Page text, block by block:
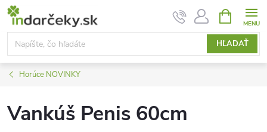
Prejsť
obsah
HĽADAŤ
KOŠÍK
Horúce NOVINKY
Vankúš Penis 60cm